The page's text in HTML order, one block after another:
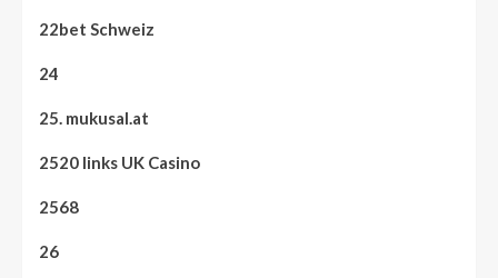
22bet Schweiz
24
25. mukusal.at
2520 links UK Casino
2568
26